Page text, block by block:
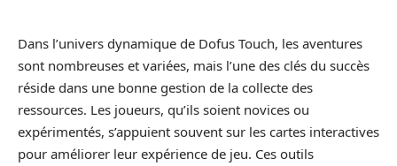
Dans l’univers dynamique de Dofus Touch, les aventures
sont nombreuses et variées, mais l’une des clés du succès
réside dans une bonne gestion de la collecte des
ressources. Les joueurs, qu’ils soient novices ou
expérimentés, s’appuient souvent sur les cartes interactives
pour améliorer leur expérience de jeu. Ces outils